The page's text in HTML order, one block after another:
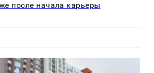
после начала карьеры